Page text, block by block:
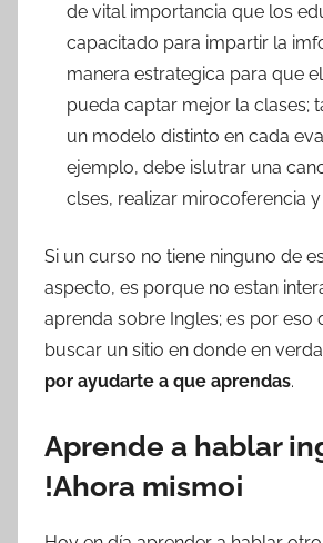
de vital importancia que los
capacitado para impartir la
manera estrategica para que
pueda captar mejor la clases;
un modelo distinto en cada
ejemplo, debe islutrar una
clses, realizar mirocoferencia
Si un curso no tiene ninguno de
aspecto, es porque no estan
aprenda sobre Ingles; es por eso
buscar un sitio en donde en
por ayudarte a que aprendas.
Aprende a hablar
!Ahora mismo¡